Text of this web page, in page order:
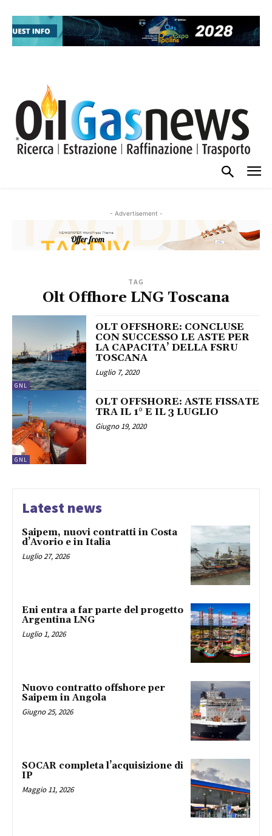
- Advertisement -
TAG
Olt Offhore LNG Toscana
GNL
OLT OFFSHORE: CONCLUSE
CON SUCCESSO LE ASTE PER
LA CAPACITA’ DELLA FSRU
TOSCANA
Luglio 7, 2020
GNL
OLT OFFSHORE: ASTE FISSATE
TRA IL 1° E IL 3 LUGLIO
Giugno 19, 2020
Latest news
Saipem, nuovi contratti in Costa
d’Avorio e in Italia
Luglio 27, 2026
Eni entra a far parte del progetto
Argentina LNG
Luglio 1, 2026
Nuovo contratto offshore per
Saipem in Angola
Giugno 25, 2026
SOCAR completa l’acquisizione di
IP
Maggio 11, 2026